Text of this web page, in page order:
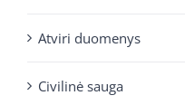
Atviri duomenys
Civilinė sauga